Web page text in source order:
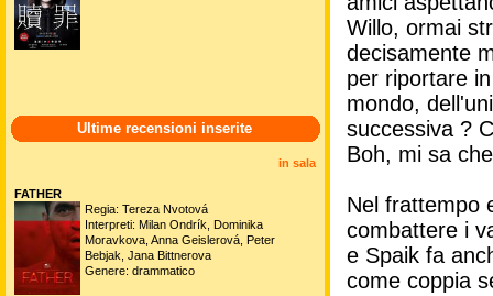
Willo, ormai
decisamente
per riportare
mondo,
successiva ?
Boh, mi sa
Nel frattempo
combattere i
e Spaik fa
come coppia
Ultime recensioni inserite
in sala
FATHER
Regia: Tereza Nvotová
Interpreti: Milan Ondrík, Dominika
Moravkova, Anna Geislerová, Peter
Bebjak, Jana Bittnerova
Genere: drammatico